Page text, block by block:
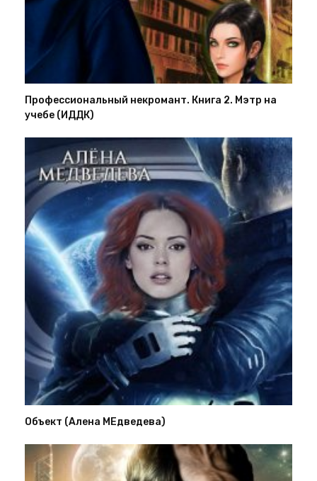
Профессиональный некромант. Книга 2. Мэтр на
учебе (ИДДК)
Объект (Алена МЕдведева)